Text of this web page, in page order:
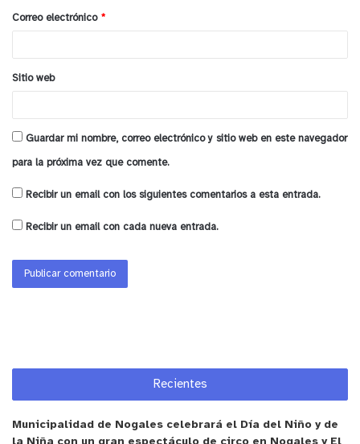
*
Correo electrónico *
Sitio web
Guardar mi nombre, correo electrónico y sitio web en este navegador
para la próxima vez que comente.
Recibir un email con los siguientes comentarios a esta entrada.
Recibir un email con cada nueva entrada.
Recientes
Municipalidad de Nogales celebrará el Día del Niño y de